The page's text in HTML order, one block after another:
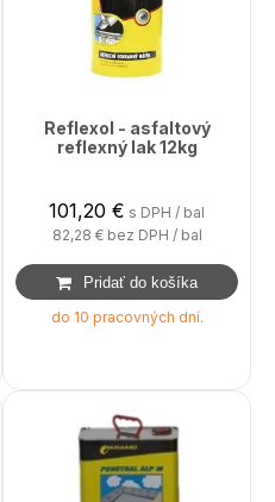
Reflexol - asfaltový
reflexný lak 12kg
101,20 € s DPH / bal
82,28 € bez DPH / bal
do 10 pracovných dní.